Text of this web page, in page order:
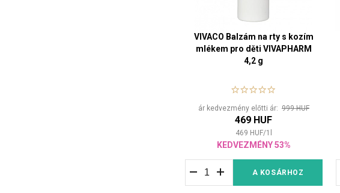
VIVACO Balzám na rty s kozím
mlékem pro děti VIVAPHARM
4,2 g
ár kedvezmény előtti ár: 999 HUF
469 HUF
469 HUF/1
KEDVEZMÉNY 53%
A KOSÁRHOZ